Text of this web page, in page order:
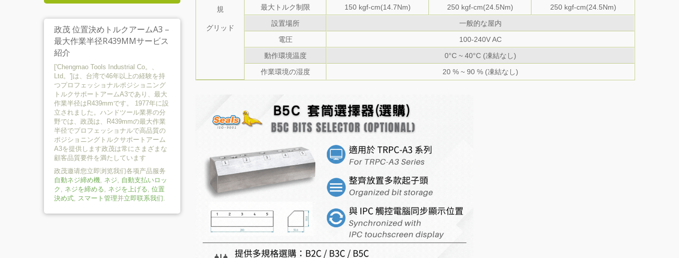
政茂 位置決めトルクアームA3 –
最大作業半径R439MMサービス
紹介
['Chengmao Tools Industrial Co。、
Ltd。']は、台湾で46年以上の経験を持
つプロフェッショナルポジショニング
トルクサポートアームA3であり、最大
作業半径はR439mmです。 1977年に設
立されました。ハンドツール業界の分
野では、政茂は、R439mmの最大作業
半径でプロフェッショナルで高品質の
ポジショニングトルクサポートアーム
A3を提供します政茂は常にさまざまな
顧客品質要件を満たしています
政茂邀请您立即浏览我们各项产品服务
自動ネジ締め機, ネジ, 自動支払いロッ
ク , ネジを締める, ネジを上げる, 位置
決め式, スマート管理并立即联系我们.
規
グリッド
最大トルク制限
150 kgf-cm(14.7Nm) 250 kgf-cm(24.5Nm)
250 kgf-cm(24.5Nm)
設置場所
一般的な屋内
電圧
100-240V AC
動作環境温度
0°C ~ 40°C (凍結なし)
作業環境の湿度
20 % ~ 90 % (凍結なし)